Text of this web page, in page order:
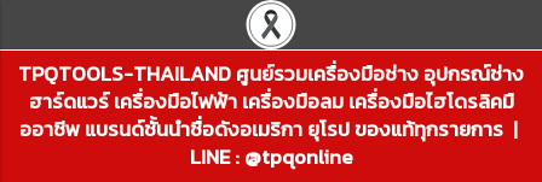
TPQTOOLS-THAILAND ศูนย์รวมเครื่องมือช่าง อุปกรณ์ช่าง
ฮาร์ดแวร์ เครื่องมือไฟฟ้า เครื่องมือลม เครื่องมือไฮโดรลิคมื
ออาชีพ แบรนด์ชั้นนำชื่อดังอเมริกา ยุโรป ของแท้ทุกรายการ |
LINE : @tpqonline